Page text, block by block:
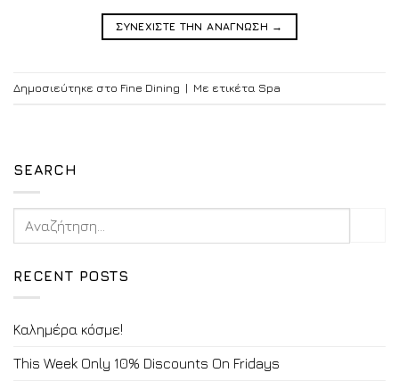
ΣΥΝΕΧΙΣΤΕ ΤΗΝ ΑΝΑΓΝΩΣΗ →
Δημοσιεύτηκε στο Fine Dining | Με ετικέτα Spa
SEARCH
RECENT POSTS
Καλημέρα κόσμε!
This Week Only 10% Discounts On Fridays